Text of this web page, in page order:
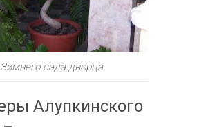
сада дворца
Алупкинского